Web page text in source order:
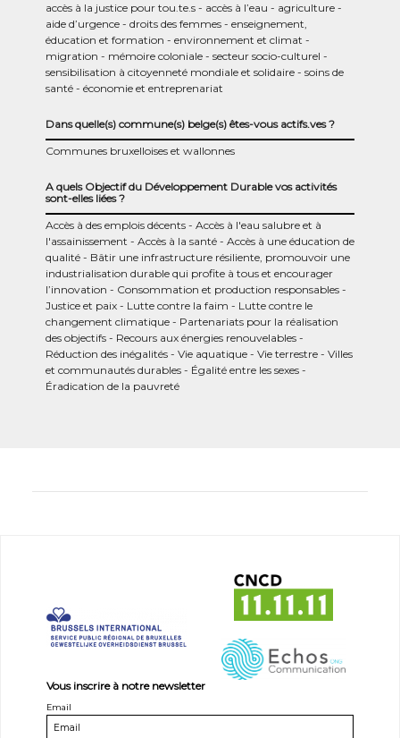
accès à la justice pour tou.te.s
accès à l’eau
agriculture
aide d’urgence
droits des femmes
enseignement,
éducation et formation
environnement et climat
migration
mémoire coloniale
secteur socio-culturel
sensibilisation à citoyenneté mondiale et solidaire
soins de
santé
économie et entreprenariat
Dans quelle(s) commune(s) belge(s) êtes-vous actifs.ves ?
Communes bruxelloises et wallonnes
A quels Objectif du Développement Durable vos activités
sont-elles liées ?
Accès à des emplois décents
Accès à l'eau salubre et à
l'assainissement
Accès à la santé
Accès à une éducation de
qualité
Bâtir une infrastructure résiliente, promouvoir une
industrialisation durable qui profite à tous et encourager
l’innovation
Consommation et production responsables
Justice et paix
Lutte contre la faim
Lutte contre le
changement climatique
Partenariats pour la réalisation
des objectifs
Recours aux énergies renouvelables
Réduction des inégalités
Vie aquatique Vie terrestre
Villes
et communautés durables
Égalité entre les sexes
Éradication de la pauvreté
Vous inscrire à notre newsletter
Email